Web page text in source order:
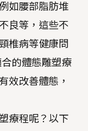
如腰部脂肪堆
良等，這些不
椎病等健康問
的體態雕塑療
效改善體態，
療程呢？以下